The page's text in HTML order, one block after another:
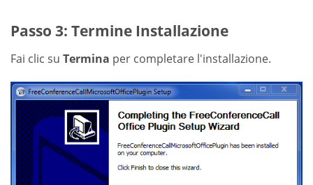
Passo 3: Termine Installazione
Fai clic su Termina per completare l'installazione.